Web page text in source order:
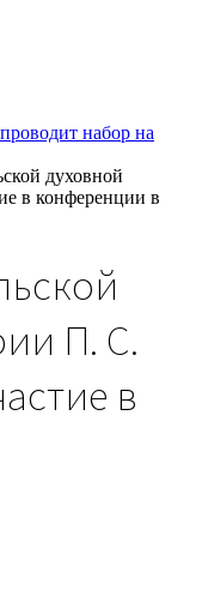
набор на
духовной
в конференции в
П. С.
в